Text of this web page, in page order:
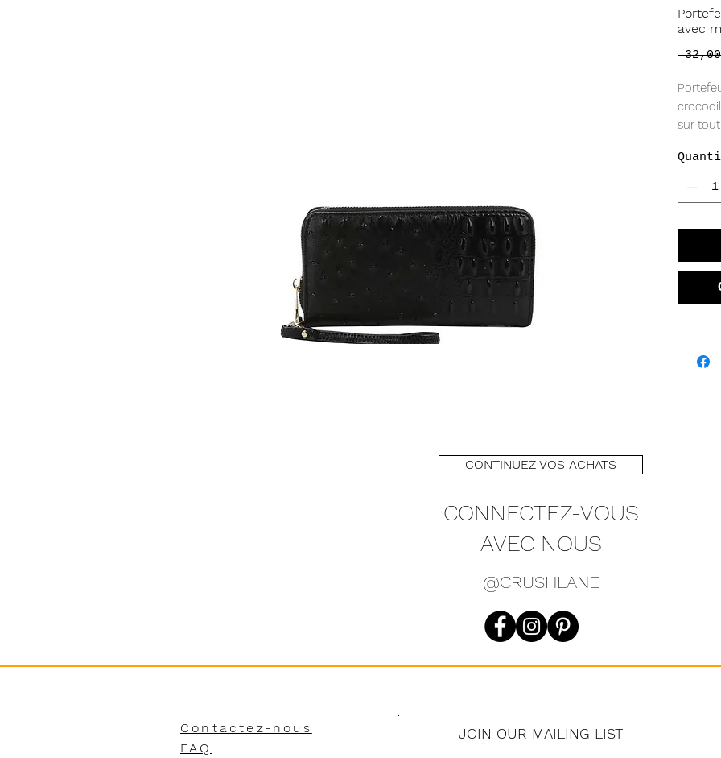
avec
32,00
sur
CONTINUEZ VOS ACHATS
CONNECTEZ-VOUS
AVEC NOUS
@CRUSHLANE
Contactez-nous
FAQ
JOIN OUR MAILING LIST